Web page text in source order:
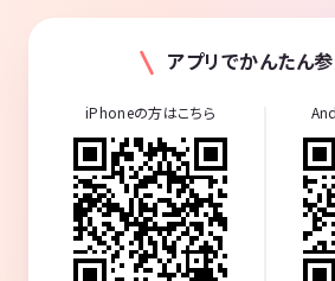
アプリでかんたん参
iPhoneの方はこちら